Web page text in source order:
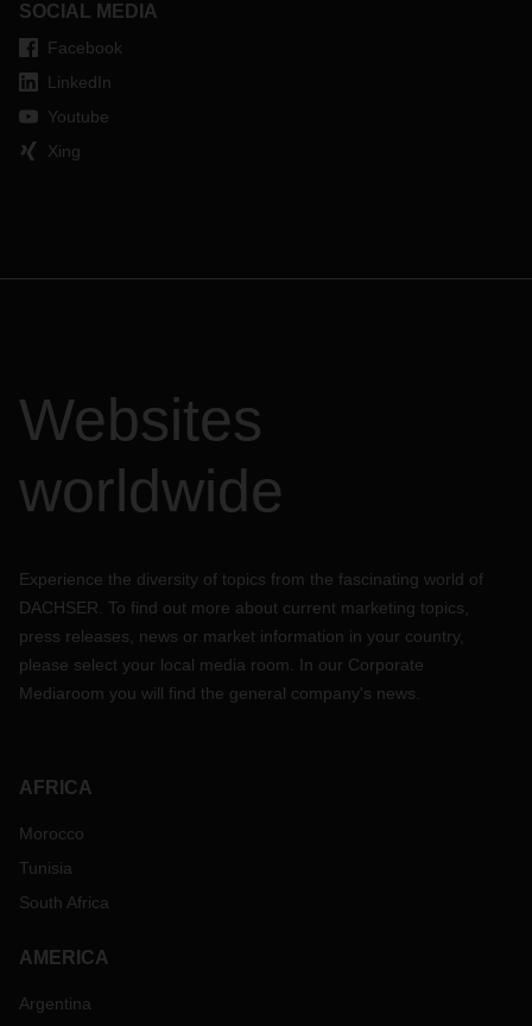
SOCIAL MEDIA
Facebook
LinkedIn
Youtube
Xing
Websites
worldwide
Experience the diversity of topics from the fascinating world of
DACHSER. To find out more about current marketing topics,
press releases, news or market information in your country,
please select your local media room. In our Corporate
Mediaroom you will find the general company's news.
AFRICA
Morocco
Tunisia
South Africa
AMERICA
Argentina